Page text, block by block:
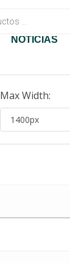
NOTICIAS
Max Width: